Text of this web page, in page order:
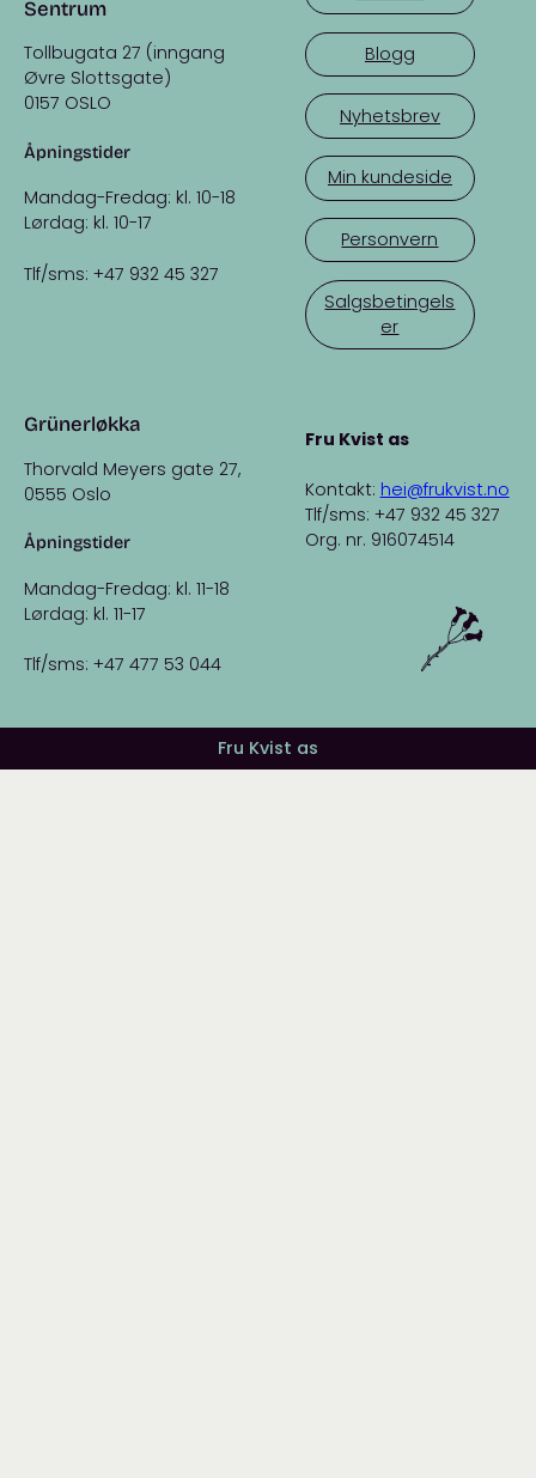
Sentrum
Tollbugata 27 (inngang
Øvre Slottsgate)
0157 OSLO
Åpningstider
Mandag-Fredag: kl. 10-18
Lørdag: kl. 10-17
Tlf/sms: +47 932 45 327
Grünerløkka
Thorvald Meyers gate 27,
0555 Oslo
Åpningstider
Mandag-Fredag: kl. 11-18
Lørdag: kl. 11-17
Tlf/sms: +47 477 53 044
Blogg
Nyhetsbrev
Min kundeside
Personvern
Salgsbetingels
er
Fru Kvist as
Kontakt: hei@frukvist.no
Tlf/sms: +47 932 45 327
Org. nr. 916074514
Fru Kvist as